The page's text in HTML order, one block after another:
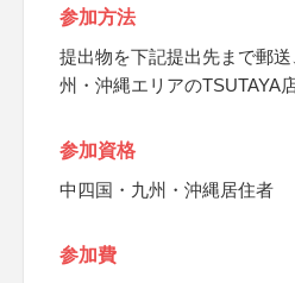
参加方法
提出物を下記提出先まで郵
州・沖縄エリアのTSUTAYA
参加資格
中四国・九州・沖縄居住者
参加費